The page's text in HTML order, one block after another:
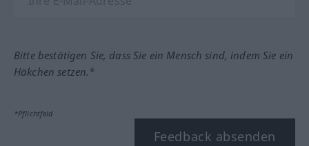
Bitte bestätigen Sie, dass Sie ein Mensch sind, indem Sie ein
Häkchen setzen.*
*Pflichtfeld
Feedback absenden